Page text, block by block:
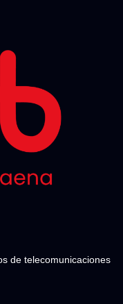
de telecomunicaciones